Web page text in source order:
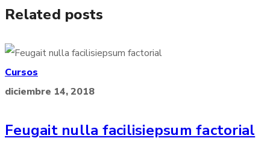
Related posts
Cursos
diciembre 14, 2018
Feugait nulla facilisiepsum factorial